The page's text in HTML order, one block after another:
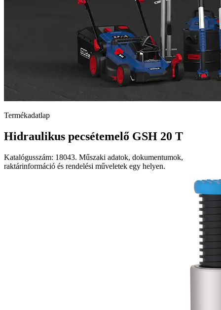
Termékadatlap
Hidraulikus pecsétemelő GSH 20 T
Katalógusszám: 18043. Műszaki adatok, dokumentumok,
raktárinformáció és rendelési műveletek egy helyen.